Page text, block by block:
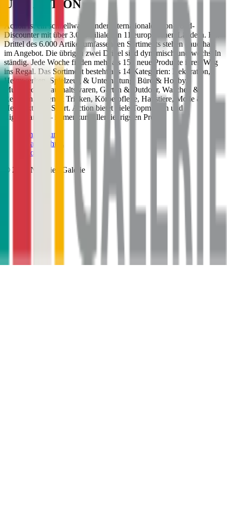
Über ACTION
Action ist ein schnellwachsender internationaler Non-Food-
Discounter mit über 3.000 Filialen in 11 europäischen Ländern. Ein
Drittel des 6.000 Artikel umfassenden Sortiments stehen dauerhaft
im Angebot. Die übrigen zwei Drittel sind dynamisch und wechseln
ständig. Jede Woche finden mehr als 150 neue Produkte ihren Weg
ins Regal. Das Sortiment besteht aus 14 Kategorien: Dekoration,
Heimwerken, Spielzeug & Unterhaltung, Büro & Hobby,
Multimedia, Haushaltswaren, Garten & Outdoor, Waschen &
Reinigen, Essen & Trinken, Körperpflege, Haustiere, Mode &
Heimtextilien, Sport. Action bietet viele Topmarken und
Eigenmarken – immer zum allerniedrigsten Preis.
Impressum
Datenschutz
Kontakt
© 2026 Neuwied Galerie